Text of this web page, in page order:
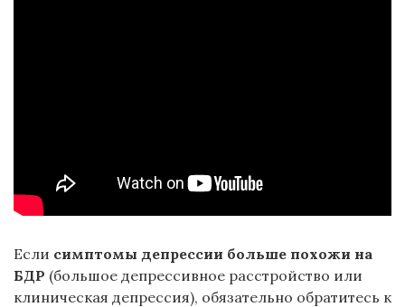
Если симптомы депрессии больше похожи на
БДР (большое депрессивное расстройство или
клиническая депрессия), обязательно обратитесь к